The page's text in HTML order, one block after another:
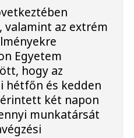
valamint az extrém
Egyetem
hogy az
hétfőn és kedden
két napon
munkatársát